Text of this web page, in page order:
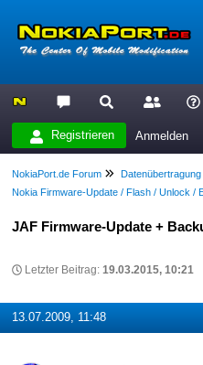
Registrieren Anmelden
NokiaPort.de Forum
Nokia Firmware-Update / Flash / Unlock /
JAF Firmware-Update +
Letzter Beitrag: 19.03.2015, 10:21
13.07.2009, 11:48